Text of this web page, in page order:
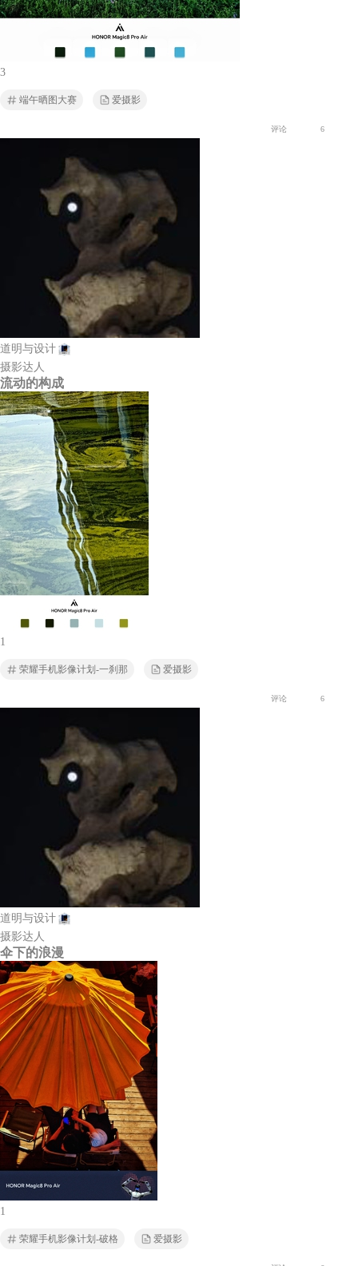
3
端午晒图大赛 爱摄影
评论 6
道明与设计
摄影达人
流动的构成
1
荣耀手机影像计划-一刹那 爱摄影
评论 6
道明与设计
摄影达人
伞下的浪漫
1
荣耀手机影像计划-破格 爱摄影